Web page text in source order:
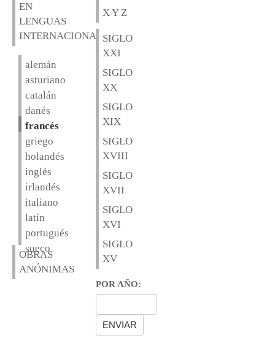
EN
LENGUAS
INTERNACIONALES
alemán
asturiano
catalán
danés
francés
griego
holandés
inglés
irlandés
italiano
latín
portugués
sueco
OBRAS
ANÓNIMAS
X Y Z
SIGLO
XXI
SIGLO
XX
SIGLO
XIX
SIGLO
XVIII
SIGLO
XVII
SIGLO
XVI
SIGLO
XV
POR AÑO: